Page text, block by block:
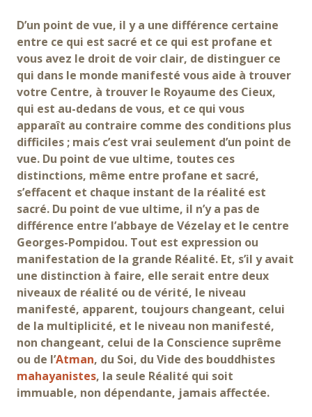
D’un point de vue, il y a une différence certaine
entre ce qui est sacré et ce qui est profane et
vous avez le droit de voir clair, de distinguer ce
qui dans le monde manifesté vous aide à trouver
votre Centre, à trouver le Royaume des Cieux,
qui est au-dedans de vous, et ce qui vous
apparaît au contraire comme des conditions plus
difficiles ; mais c’est vrai seulement d’un point de
vue. Du point de vue ultime, toutes ces
distinctions, même entre profane et sacré,
s’effacent et chaque instant de la réalité est
sacré. Du point de vue ultime, il n’y a pas de
différence entre l’abbaye de Vézelay et le centre
Georges-Pompidou. Tout est expression ou
manifestation de la grande Réalité. Et, s’il y avait
une distinction à faire, elle serait entre deux
niveaux de réalité ou de vérité, le niveau
manifesté, apparent, toujours changeant, celui
de la multiplicité, et le niveau non manifesté,
non changeant, celui de la Conscience suprême
ou de l’Atman, du Soi, du Vide des bouddhistes
mahayanistes, la seule Réalité qui soit
immuable, non dépendante, jamais affectée.